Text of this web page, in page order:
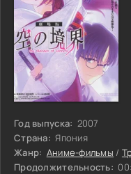
Год выпуска: 2007
Страна: Япония
Жанр: Аниме-фильмы /
Продолжительность: